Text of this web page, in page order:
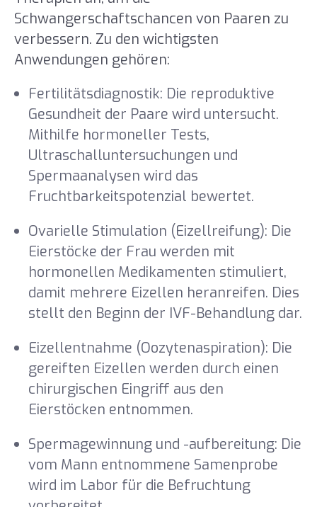
Schwangerschaftschancen von Paaren zu
verbessern. Zu den wichtigsten
Anwendungen gehören:
Fertilitätsdiagnostik: Die reproduktive
Gesundheit der Paare wird untersucht.
Mithilfe hormoneller Tests,
Ultraschalluntersuchungen und
Spermaanalysen wird das
Fruchtbarkeitspotenzial bewertet.
Ovarielle Stimulation (Eizellreifung): Die
Eierstöcke der Frau werden mit
hormonellen Medikamenten stimuliert,
damit mehrere Eizellen heranreifen. Dies
stellt den Beginn der IVF-Behandlung dar.
Eizellentnahme (Oozytenaspiration): Die
gereiften Eizellen werden durch einen
chirurgischen Eingriff aus den
Eierstöcken entnommen.
Spermagewinnung und -aufbereitung: Die
vom Mann entnommene Samenprobe
wird im Labor für die Befruchtung